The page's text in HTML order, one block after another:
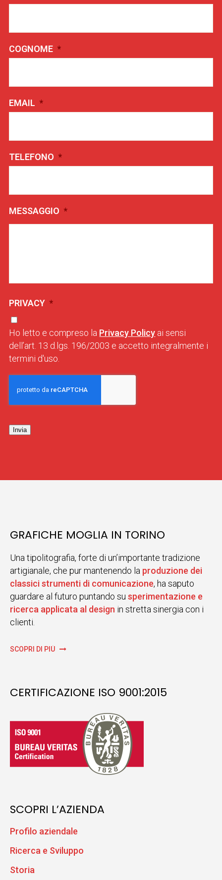
COGNOME *
EMAIL *
TELEFONO *
MESSAGGIO *
PRIVACY *
Ho letto e compreso la Privacy Policy ai sensi
dell’art. 13 d.lgs. 196/2003 e accetto integralmente i
termini d'uso.
Invia
GRAFICHE MOGLIA IN TORINO
Una tipolitografia, forte di un’importante tradizione
artigianale, che pur mantenendo la produzione dei
classici strumenti di comunicazione, ha saputo
guardare al futuro puntando su sperimentazione e
ricerca applicata al design in stretta sinergia con i
clienti.
SCOPRI DI PIÙ
CERTIFICAZIONE ISO 9001:2015
SCOPRI L’AZIENDA
Profilo aziendale
Ricerca e Sviluppo
Storia